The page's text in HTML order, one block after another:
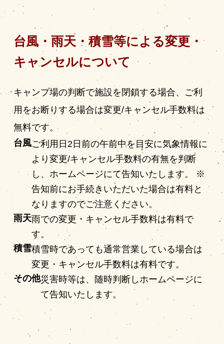
台風・雨天・積雪等による変更・
キャンセルについて
キャンプ場の判断で施設を閉鎖する場合、ご利
用をお断りする場合は変更/キャンセル手数料は
無料です。
台風ご利用日2日前の午前中を目安に気象情報に
より変更/キャンセル手数料の有無を判断
し、ホームページにて告知いたします。 ※
告知前にお手続きいただいた場合は有料と
なりますのでご注意ください。
雨天雨での変更・キャンセル手数料は有料で
す。
積雪積雪時であっても通常営業している場合は
変更・キャンセル手数料は有料です。
その他災害時等は、随時判断しホームページに
て告知いたします。